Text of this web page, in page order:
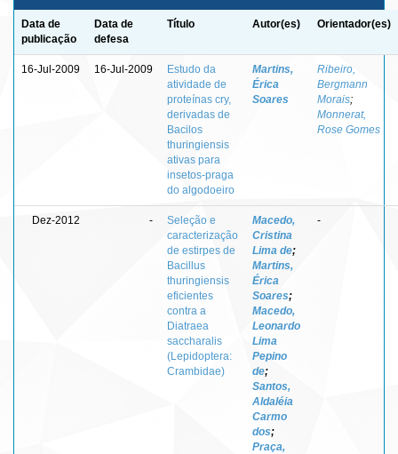
Data de
publicação
Data de
defesa
Título Autor(es) Orientador(es)
16-Jul-2009 16-Jul-2009
Estudo da
atividade de
proteínas cry,
derivadas de
Bacilos
thuringiensis
ativas para
insetos-praga
do algodoeiro
Martins,
Érica
Soares
Ribeiro,
Bergmann
Morais;
Monnerat,
Rose Gomes
Dez-2012 -
Seleção e
caracterização
de estirpes de
Bacillus
thuringiensis
eficientes
contra a
Diatraea
saccharalis
(Lepidoptera:
Crambidae)
Macedo,
Cristina
Lima de;
Martins,
Érica
Soares;
Macedo,
Leonardo
Lima
Pepino
de;
Santos,
Aldaléia
Carmo
dos;
Praça,
-